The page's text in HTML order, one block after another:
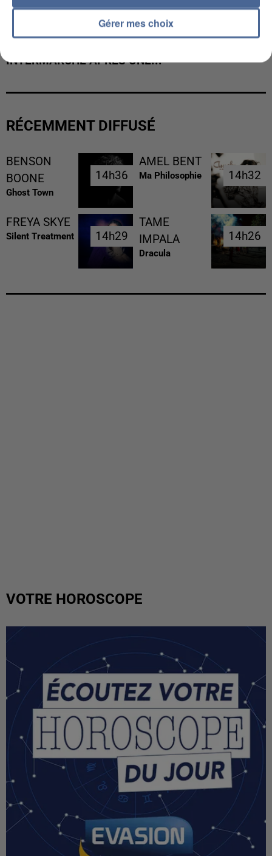
INTERMARCHÉ APRÈS UNE...
RÉCEMMENT DIFFUSÉ
BENSON
BOONE
Ghost Town
14h36
14h36
AMEL BENT
Ma Philosophie 14h32
14h32
FREYA SKYE
Silent Treatment 14h29
14h29
TAME
IMPALA
Dracula
14h26
14h26
VOTRE HOROSCOPE
Gérer mes choix